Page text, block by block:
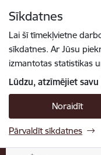
Sīkdatnes
Lai šī tīmekļvietne
sīkdatnes. Ar Jūsu
izmantotas statistikas
Lūdzu, atzīmējiet savu
Noraidīt
Pārvaldīt sīkdatnes